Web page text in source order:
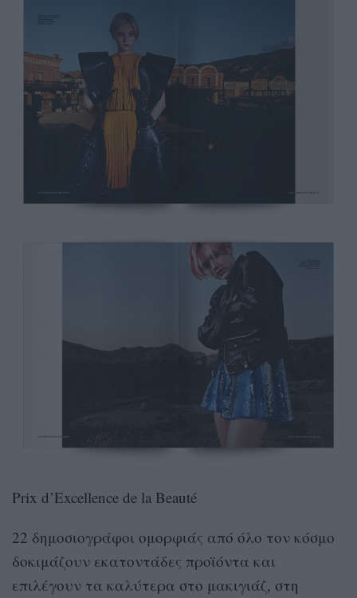
Prix d’Excellence de la Beauté
22 δημοσιογράφοι ομορφιάς από όλο τον κόσμο
δοκιμάζουν εκατοντάδες προϊόντα και
επιλέγουν τα καλύτερα στο μακιγιάζ, στη